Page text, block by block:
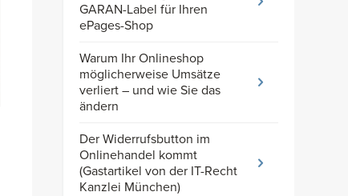
GARAN-Label für Ihren
ePages-Shop
Warum Ihr Onlineshop
möglicherweise Umsätze
verliert – und wie Sie das
ändern
Der Widerrufsbutton im
Onlinehandel kommt
(Gastartikel von der IT-Recht
Kanzlei München)